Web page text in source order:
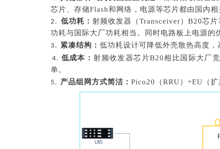
芯片、存储Flash和网络，电源等芯片都由国内
2. 低功耗： 射频收发器（Transceiver）B20芯片
功耗与国际大厂功耗相当。 同时电路板上电源的
3. 紧凑结构： 低功耗设计可降低外壳散热高度
4. 低成本：射频收发器芯片B20相比国际大厂
单。
5. 产品组网方式简洁： Pico20（RRU）+EU（